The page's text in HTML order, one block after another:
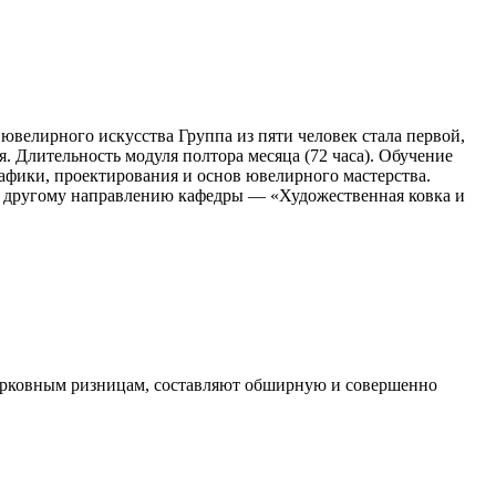
искусства Группа из пяти человек стала первой,
модуля полтора месяца (72 часа). Обучение
проектирования и основ ювелирного мастерства.
направлению кафедры — «Художественная ковка и
ризницам, составляют обширную и совершенно